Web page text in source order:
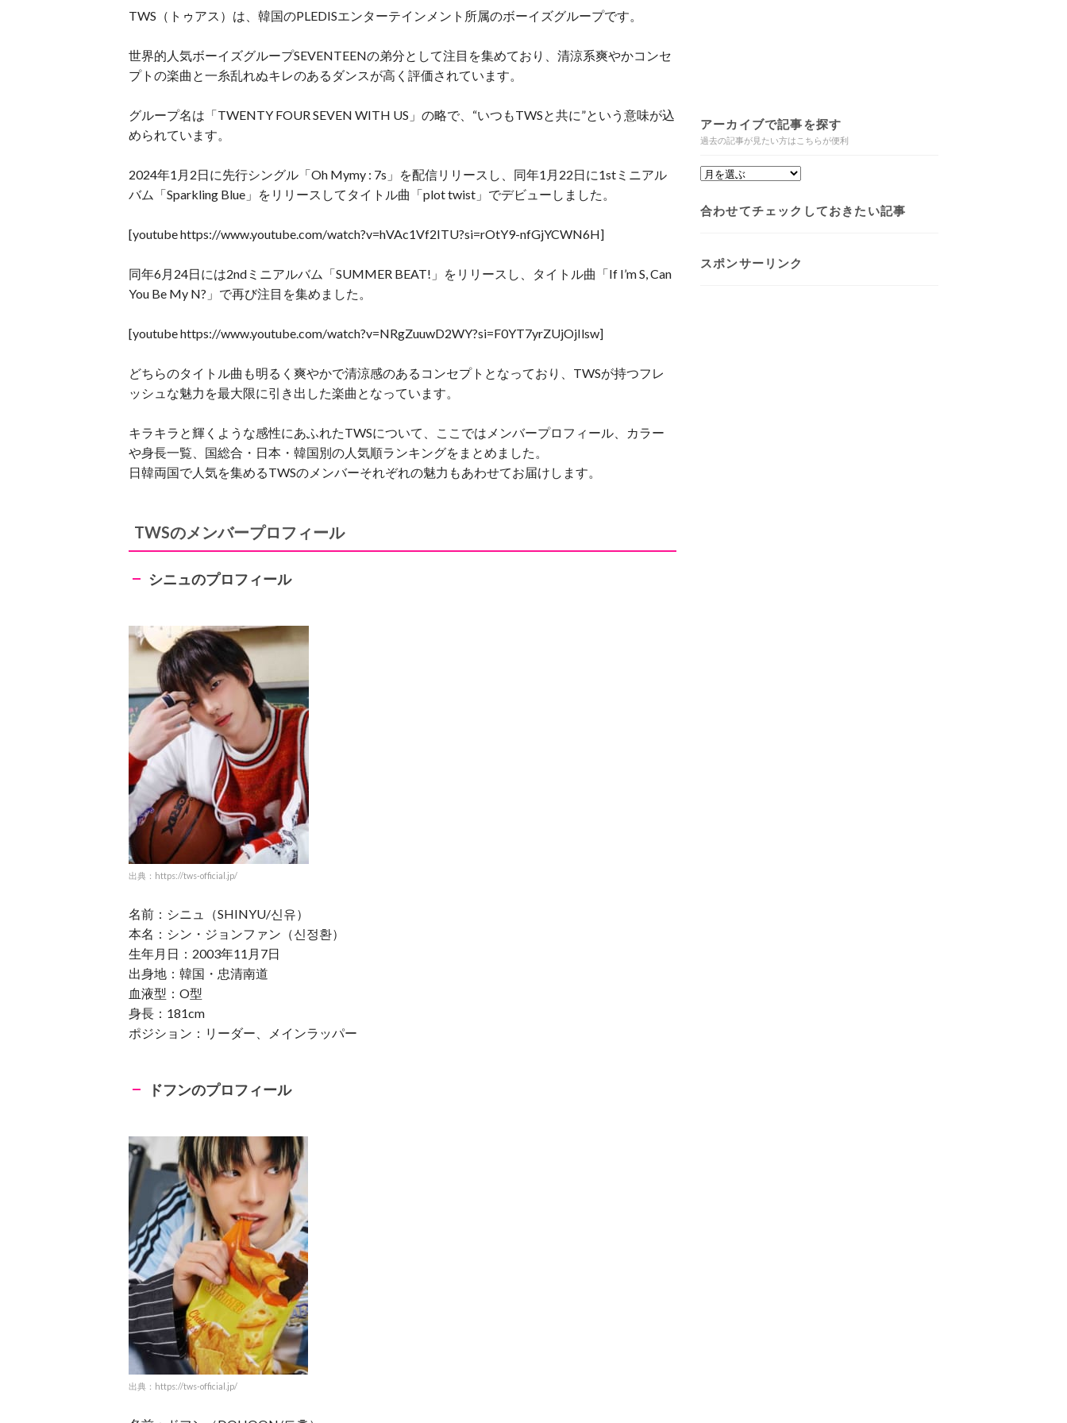
TWS（トゥアス）は、韓国のPLEDISエンターテインメント所属のボーイズグループです。
世界的人気ボーイズグループSEVENTEENの弟分として注目を集めており、清涼系爽やかコンセ
プトの楽曲と一糸乱れぬキレのあるダンスが高く評価されています。
グループ名は「TWENTY FOUR SEVEN WITH US」の略で、“いつもTWSと共に”という意味が込
められています。
2024年1月2日に先行シングル「Oh Mymy : 7s」を配信リリースし、同年1月22日に1stミニアル
バム「Sparkling Blue」をリリースしてタイトル曲「plot twist」でデビューしました。
[youtube https://www.youtube.com/watch?v=hVAc1Vf2ITU?si=rOtY9-nfGjYCWN6H]
同年6月24日には2ndミニアルバム「SUMMER BEAT!」をリリースし、タイトル曲「If I’m S, Can
You Be My N?」で再び注目を集めました。
[youtube https://www.youtube.com/watch?v=NRgZuuwD2WY?si=F0YT7yrZUjOjIlsw]
どちらのタイトル曲も明るく爽やかで清涼感のあるコンセプトとなっており、TWSが持つフレ
ッシュな魅力を最大限に引き出した楽曲となっています。
キラキラと輝くような感性にあふれたTWSについて、ここではメンバープロフィール、カラー
や身長一覧、国総合・日本・韓国別の人気順ランキングをまとめました。
日韓両国で人気を集めるTWSのメンバーそれぞれの魅力もあわせてお届けします。
TWSのメンバープロフィール
シニュのプロフィール
出典：https://tws-official.jp/
名前：シニュ（SHINYU/신유）
本名：シン・ジョンファン（신정환）
生年月日：2003年11月7日
出身地：韓国・忠清南道
血液型：O型
身長：181cm
ポジション：リーダー、メインラッパー
ドフンのプロフィール
出典：https://tws-official.jp/
アーカイブで記事を探す
過去の記事が見たい方はこちらが便利
合わせてチェックしておきたい記事
スポンサーリンク